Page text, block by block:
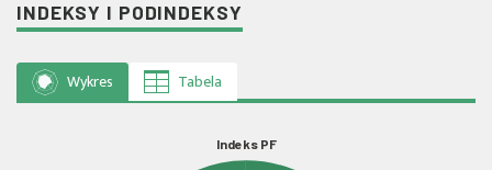
INDEKSY I PODINDEKSY
Wykres Tabela
Indeks PF